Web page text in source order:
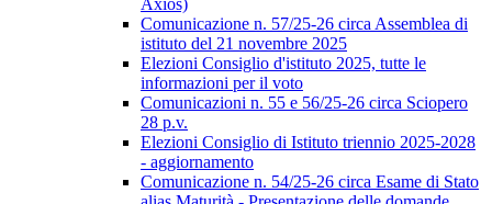
Axios)
Comunicazione n. 57/25-26 circa Assemblea di
istituto del 21 novembre 2025
Elezioni Consiglio d'istituto 2025, tutte le
informazioni per il voto
Comunicazioni n. 55 e 56/25-26 circa Sciopero
28 p.v.
Elezioni Consiglio di Istituto triennio 2025-2028
- aggiornamento
Comunicazione n. 54/25-26 circa Esame di Stato